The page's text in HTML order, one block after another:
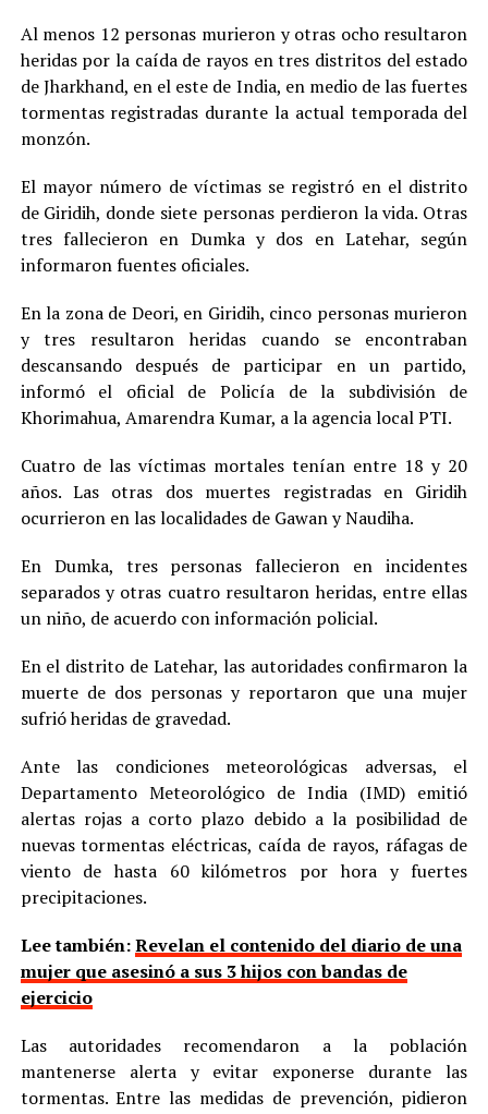
Al menos 12 personas murieron y otras ocho resultaron
heridas por la caída de rayos en tres distritos del estado
de Jharkhand, en el este de India, en medio de las fuertes
tormentas registradas durante la actual temporada del
monzón.
El mayor número de víctimas se registró en el distrito
de Giridih, donde siete personas perdieron la vida. Otras
tres fallecieron en Dumka y dos en Latehar, según
informaron fuentes oficiales.
En la zona de Deori, en Giridih, cinco personas murieron
y tres resultaron heridas cuando se encontraban
descansando después de participar en un partido,
informó el oficial de Policía de la subdivisión de
Khorimahua, Amarendra Kumar, a la agencia local PTI.
Cuatro de las víctimas mortales tenían entre 18 y 20
años. Las otras dos muertes registradas en Giridih
ocurrieron en las localidades de Gawan y Naudiha.
En Dumka, tres personas fallecieron en incidentes
separados y otras cuatro resultaron heridas, entre ellas
un niño, de acuerdo con información policial.
En el distrito de Latehar, las autoridades confirmaron la
muerte de dos personas y reportaron que una mujer
sufrió heridas de gravedad.
Ante las condiciones meteorológicas adversas, el
Departamento Meteorológico de India (IMD) emitió
alertas rojas a corto plazo debido a la posibilidad de
nuevas tormentas eléctricas, caída de rayos, ráfagas de
viento de hasta 60 kilómetros por hora y fuertes
precipitaciones.
Lee también:Revelan el contenido del diario de una
mujer que asesinó a sus 3 hijos con bandas de
ejercicio
Las autoridades recomendaron a la población
mantenerse alerta y evitar exponerse durante las
tormentas. Entre las medidas de prevención, pidieron